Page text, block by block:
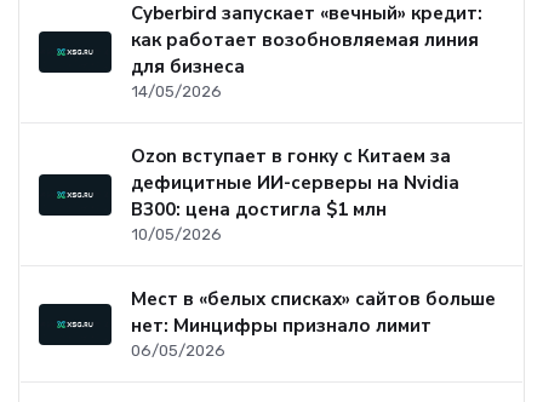
Cyberbird запускает «вечный» кредит:
как работает возобновляемая линия
для бизнеса
14/05/2026
Ozon вступает в гонку с Китаем за
дефицитные ИИ-серверы на Nvidia
B300: цена достигла $1 млн
10/05/2026
Мест в «белых списках» сайтов больше
нет: Минцифры признало лимит
06/05/2026